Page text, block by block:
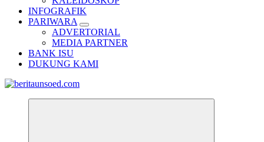
INFOGRAFIK
PARIWARA
ADVERTORIAL
MEDIA PARTNER
BANK ISU
DUKUNG KAMI
Pemandu Wawasan Almamater